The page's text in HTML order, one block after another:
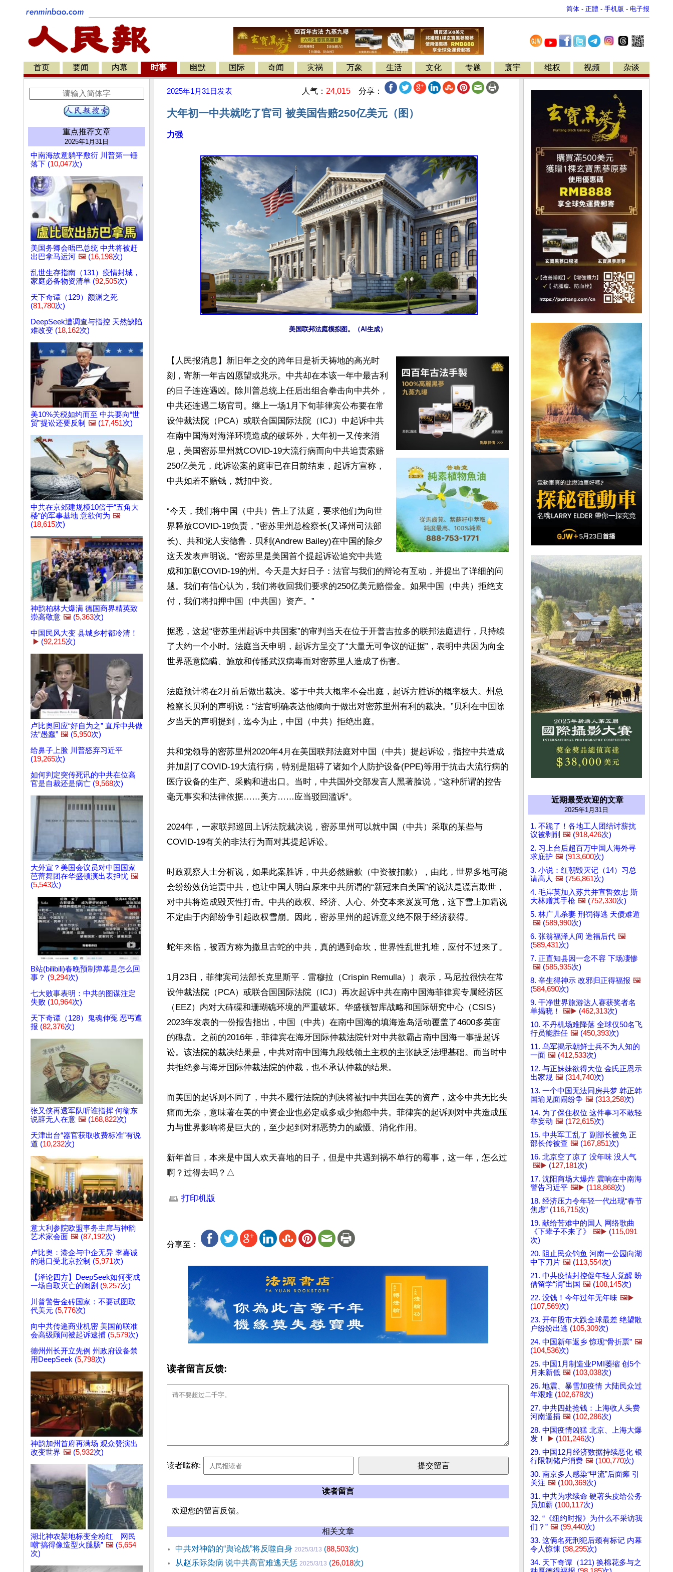
简体 - 正體 - 手机版 - 电子报
首页 要闻 内幕 时事 幽默 国际 奇闻 灾祸 万象 生活 文化 专题 寰宇 维权 视频 杂谈
重点推荐文章
2025年1月31日
中南海故意躺平敷衍 川普第一锤
落下 (10,047次)
美国务卿会晤巴总统 中共将被赶
出巴拿马运河 🖼️ (16,198次)
乱世生存指南（131）疫情封城，
家庭必备物资清单 (92,505次)
天下奇谭（129）颜渊之死
(81,780次)
DeepSeek遭调查与指控 天然缺陷
难改变 (18,162次)
美10%关税如约而至 中共要向“世
贸”提讼还要反制 🖼️ (17,451次)
中共在京郊建规模10倍于“五角大
楼”的军事基地 意欲何为 🖼️
(18,615次)
神韵柏林大爆满 德国商界精英致
崇高敬意 🖼️ (5,363次)
中国民风大变 县城乡村都冷清！
▶️ (92,215次)
卢比奥回应“好自为之” 直斥中共做
法“愚蠢” 🖼️ (5,950次)
给鼻子上脸 川普怒弃习近平
(19,265次)
如何判定突传死讯的中共在位高
官是自裁还是病亡 (9,568次)
大外宣？美国会议员对中国国家
芭蕾舞团在华盛顿演出表担忧 🖼️
(5,543次)
B站(bilibili)春晚预制弹幕是怎么回
事？ (9,294次)
七大败事表明：中共的图谋注定
失败 (10,964次)
天下奇谭（128）鬼魂伸冤 恶丐遭
报 (82,376次)
张又侠再透军队听谁指挥 何衞东
说辞无人在意 🖼️ (168,822次)
天津出台“器官获取收费标准”有说
道 (10,232次)
意大利参院欧盟事务主席与神韵
艺术家会面 🖼️ (87,192次)
卢比奥：港企与中企无异 李嘉诚
的港口受北京控制 (5,971次)
【泽论四方】DeepSeek如何变成
一场自取灭亡的闹剧 (9,257次)
川普警告金砖国家：不要试图取
代美元 (5,776次)
向中共传递商业机密 美国前联准
会高级顾问被起诉逮捕 (5,579次)
德州州长开立先例 州政府设备禁
用DeepSeek (5,798次)
神韵加州首府再满场 观众赞演出
改变世界 🖼️ (5,932次)
湖北神农架地标变全粉红 网民
嘲“搞得像造型火腿肠” 🖼️ (5,654
次)
2025年1月31日 发表 人气： 24,015 分享：
大年初一中共就吃了官司 被美国告赔250亿美元（图）
力强
美国联邦法庭模拟图。（AI生成）
【人民报消息】新旧年之交的跨年日是祈天祷地的高光时
刻，寄新一年吉凶愿望或兆示。中共却在本该一年中最吉利
的日子连连遇凶。除川普总统上任后出组合拳击向中共外，
中共还连遇二场官司。继上一场1月下旬菲律宾公布要在常
设仲裁法院（PCA）或联合国国际法院（ICJ）中起诉中共
在南中国海对海洋环境造成的破坏外，大年初一又传来消
息，美国密苏里州就COVID-19大流行病而向中共追责索赔
250亿美元，此诉讼案的庭审已在日前结束，起诉方宣称，
中共如若不赔钱，就扣中资。
“今天，我们将中国（中共）告上了法庭，要求他们为向世
界释放COVID-19负责，”密苏里州总检察长(又译州司法部
长)、共和党人安德鲁．贝利(Andrew Bailey)在中国的除夕
这天发表声明说。“密苏里是美国首个提起诉讼追究中共造
成和加剧COVID-19的州。今天是大好日子：法官与我们的辩论有互动，并提出了详细的问
题。我们有信心认为，我们将收回我们要求的250亿美元赔偿金。如果中国（中共）拒绝支
付，我们将扣押中国（中共国）资产。”
据悉，这起“密苏里州起诉中共国案”的审判当天在位于开普吉拉多的联邦法庭进行，只持续
了大约一个小时。法庭当天申明，起诉方呈交了“大量无可争议的证据”，表明中共因为向全
世界恶意隐瞒、施放和传播武汉病毒而对密苏里人造成了伤害。
法庭预计将在2月前后做出裁决。鉴于中共大概率不会出庭，起诉方胜诉的概率极大。州总
检察长贝利的声明说：“法官明确表达他倾向于做出对密苏里州有利的裁决。”贝利在中国除
夕当天的声明提到，迄今为止，中国（中共）拒绝出庭。
共和党领导的密苏里州2020年4月在美国联邦法庭对中国（中共）提起诉讼，指控中共造成
并加剧了COVID-19大流行病，特别是阻碍了诸如个人防护设备(PPE)等用于抗击大流行病的
医疗设备的生产、采购和进出口。当时，中共国外交部发言人黑著脸说，“这种所谓的控告
毫无事实和法律依据……美方……应当驳回滥诉”。
2024年，一家联邦巡回上诉法院裁决说，密苏里州可以就中国（中共）采取的某些与
COVID-19有关的非法行为而对其提起诉讼。
时政观察人士分析说，如果此案胜诉，中共必然赔款（中资被扣款），由此，世界多地可能
会纷纷效仿追责中共，也让中国人明白原来中共所谓的“新冠来自美国”的说法是谎言欺世，
对中共将造成毁灭性打击。中共的政权、经济、人心、外交本来岌岌可危，这下雪上加霜说
不定由于内部纷争引起政权雪崩。因此，密苏里州的起诉意义绝不限于经济获得。
蛇年来临，被西方称为撒旦古蛇的中共，真的遇到命坎，世界性乱世扎堆，应付不过来了。
1月23日，菲律宾司法部长克里斯平．雷穆拉（Crispin Remulla））表示，马尼拉很快在常
设仲裁法院（PCA）或联合国国际法院（ICJ）再次起诉中共在南中国海菲律宾专属经济区
（EEZ）内对大砗磲和珊瑚礁环境的严重破坏。华盛顿智库战略和国际研究中心（CSIS）
2023年发表的一份报告指出，中国（中共）在南中国海的填海造岛活动覆盖了4600多英亩
的礁盘。之前的2016年，菲律宾在海牙国际仲裁法院针对中共欲霸占南中国海一事提起诉
讼。该法院的裁决结果是，中共对南中国海九段线领土主权的主张缺乏法理基础。而当时中
共拒绝参与海牙国际仲裁法院的仲裁，也不承认仲裁的结果。
而美国的起诉则不同了，中共不履行法院的判决将被扣中共国在美的资产，这令中共无比头
痛而无奈，意味著在美的中资企业也必定或多或少抱怨中共。菲律宾的起诉则对中共造成压
力与世界影响将是巨大的，至少起到对邪恶势力的威慑、消化作用。
新年首日，本来是中国人欢天喜地的日子，但是中共遇到祸不单行的霉事，这一年，怎么过
啊？过得去吗？△
打印机版
分享至：
读者留言反馈:
读者暱称:
读者留言
欢迎您的留言反馈。
相关文章
中共对神韵的“舆论战”将反噬自身 2025/3/13 (88,503次)
从赵乐际染病 说中共高官难逃天惩 2025/3/13 (26,018次)
近期最受欢迎的文章
2025年1月31日
1. 不跪了！各地工人团结讨薪抗
议被剥削 🖼️ (918,426次)
2. 习上台后超百万中国人海外寻
求庇护 🖼️ (913,600次)
3. 小说：红朝毁灭记（14）习总
请高人 🖼️ (756,861次)
4. 毛岸英加入苏共并宣誓效忠 斯
大林赠其手枪 🖼️ (752,330次)
5. 林广儿杀妻 刑罚得逃 天债难遁
🖼️ (589,990次)
6. 张翁福泽人间 造福后代 🖼️
(589,431次)
7. 正直知县因一念不容 下场凄惨
🖼️ (585,935次)
8. 辛生得神示 改邪归正得福报 🖼️
(584,690次)
9. 干净世界旅游达人赛获奖者名
单揭晓！
🖼️▶️ (462,313次)
10. 不丹机场难降落 全球仅50名飞
行员能胜任 🖼️ (450,393次)
11. 乌军揭示朝鲜士兵不为人知的
一面 🖼️ (412,533次)
12. 与正妹妹欲得大位 金氏正恩示
出家规 🖼️ (314,740次)
13. 一个中国无法同房共梦 韩正韩
国瑜见面闹纷争 🖼️ (313,258次)
14. 为了保住权位 这件事习不敢轻
举妄动 🖼️ (172,615次)
15. 中共军工乱了 副部长被免 正
部长传被查 🖼️ (167,851次)
16. 北京空了凉了 没年味 没人气
🖼️▶️ (127,181次)
17. 沈阳商场大爆炸 震响在中南海
警告习近平 🖼️▶️ (118,868次)
18. 经济压力令年轻一代出现“春节
焦虑” (116,715次)
19. 献给苦难中的国人 网络歌曲
《下辈子不来了》
🖼️▶️ (115,091
次)
20. 阻止民众钓鱼 河南一公园向湖
中下刀片 🖼️ (113,554次)
21. 中共疫情封控促年轻人觉醒 盼
借留学“润”出国 🖼️ (108,145次)
22. 没钱！今年过年无年味 🖼️▶️
(107,569次)
23. 开年股市大跌全球最差 绝望散
户纷纷出逃 (105,309次)
24. 中国新年返乡 惊现“骨折票” 🖼️
(104,536次)
25. 中国1月制造业PMI萎缩 创5个
月来新低 🖼️ (103,038次)
26. 地震、暴雪加疫情 大陆民众过
年艰难 (102,678次)
27. 中共四处抢钱：上海收人头费
河南逼捐 🖼️ (102,286次)
28. 中国疫情凶猛 北京、上海大爆
发！
▶️ (101,246次)
29. 中国12月经济数据持续恶化 银
行限制储户消费 🖼️ (100,770次)
30. 南京多人感染“甲流”后面瘫 引
关注 🖼️ (100,369次)
31. 中共为求续命 硬著头皮给公务
员加薪 (100,117次)
32. “《纽约时报》为什么不采访我
们？” 🖼️ (99,440次)
33. 这俩名死刑犯后颈有标记 内幕
令人惊悚 (98,295次)
34. 天下奇谭（121) 换棉花多与之